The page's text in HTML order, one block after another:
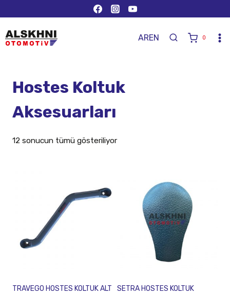
AREN 0
Hostes Koltuk
Aksesuarları
12 sonucun tümü gösteriliyor
TRAVEGO HOSTES KOLTUK ALT
SETRA HOSTES KOLTUK